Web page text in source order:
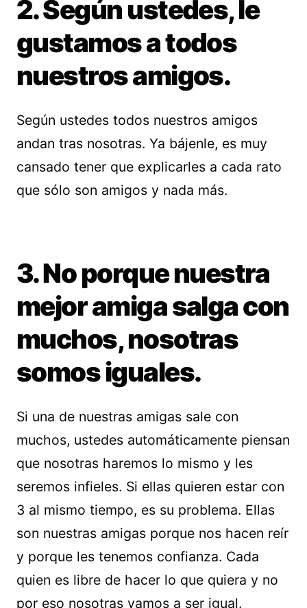
2. Según ustedes, le
gustamos a todos
nuestros amigos.
Según ustedes todos nuestros amigos
andan tras nosotras. Ya bájenle, es muy
cansado tener que explicarles a cada rato
que sólo son amigos y nada más.
3. No porque nuestra
mejor amiga salga con
muchos, nosotras
somos iguales.
Si una de nuestras amigas sale con
muchos, ustedes automáticamente piensan
que nosotras haremos lo mismo y les
seremos infieles. Si ellas quieren estar con
3 al mismo tiempo, es su problema. Ellas
son nuestras amigas porque nos hacen reír
y porque les tenemos confianza. Cada
quien es libre de hacer lo que quiera y no
por eso nosotras vamos a ser igual.